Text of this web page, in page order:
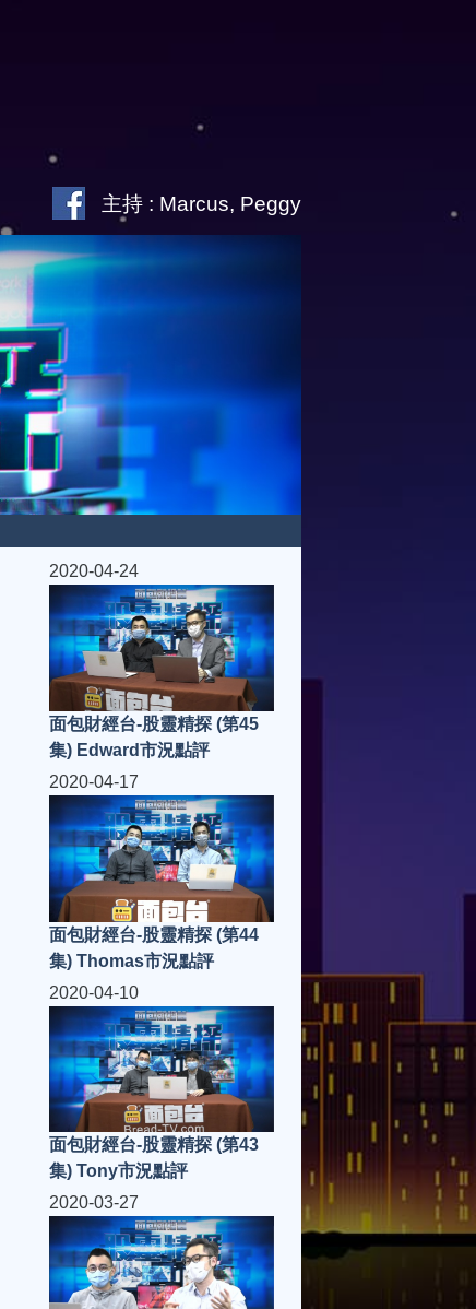
主持 : Marcus, Peggy
2020-04-24
面包財經台-股靈精探 (第45
集) Edward市況點評
2020-04-17
面包財經台-股靈精探 (第44
集) Thomas市況點評
2020-04-10
面包財經台-股靈精探 (第43
集) Tony市況點評
2020-03-27